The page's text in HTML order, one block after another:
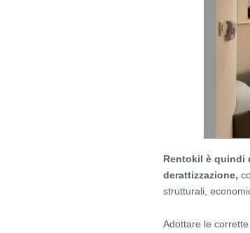
Rentokil è quindi
derattizzazione,
strutturali,
Adottare le